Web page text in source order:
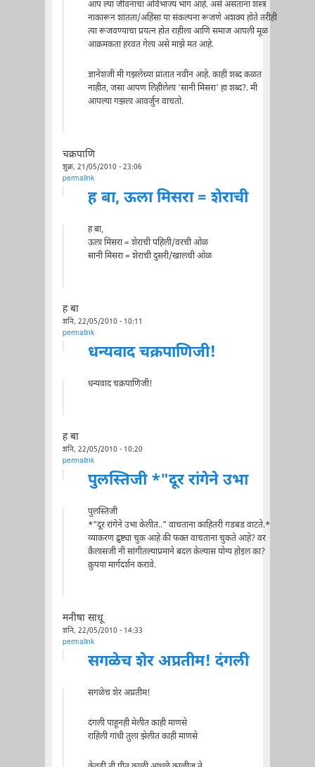
आप ल्या जीवनाचा अविभाज्य भाग आहे. असे असताना शस्त्र
नाकारून शांतता/अहिंसा या संकल्पना रूजणे अशक्य होते तरीही
त्या रूजवण्याचा प्रयत्न होत राहीला आणि समाज आपली मूळ
आक्रमकता हरवत गेला असे माझे मत आहे.
ज्ञानेशजी मी गझलेच्या प्रांतात नवीन आहे. काही शब्द कळत
नाहीत, जसा आपण लिहीलेला 'सानी मिसरा' हा शब्द?. मी
आपल्या गझला आवर्जुन वाचतो.
चक्रपाणि
शुक्र, 21/05/2010 - 23:06
permalink
ह बा, ऊला मिसरा = शेराची
ह बा,
ऊला मिसरा = शेराची पहिली/वरची ओळ
सानी मिसरा = शेराची दुसरी/खालची ओळ
ह बा
शनि, 22/05/2010 - 10:11
permalink
धन्यवाद चक्रपाणिजी!
धन्यवाद चक्रपाणिजी!
ह बा
शनि, 22/05/2010 - 10:20
permalink
पुलस्तिजी *"दूर रांगेने उभा
पुलस्तिजी
*"दूर रांगेने उभा केलीत.." वाचताना काहितरी गडबड वाटते.*
व्याकरण द्रुष्ट्या चुक आहे की फक्त वाचताना चुकते आहे? वर
कैलासजी नी सांगीतल्याप्रमाने बदल केल्यास योग्य होइल का?
क्रुपया मार्गदर्शन करावे.
मनीषा साधू
शनि, 22/05/2010 - 14:33
permalink
सगळेच शेर अप्रतीम! दंगली
सगळेच शेर अप्रतीम!
दंगली पाहूनही मेलीत काही माणसे
राहिली गांधी तुला झेलीत काही माणसे